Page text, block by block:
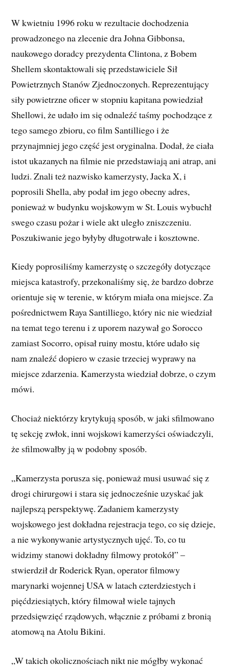
W kwietniu 1996 roku w rezultacie dochodzenia
prowadzonego na zlecenie dra Johna Gibbonsa,
naukowego doradcy prezydenta Clintona, z Bobem
Shellem skontaktowali się przedstawiciele Sił
Powietrznych Stanów Zjednoczonych. Reprezentujący
siły powietrzne oficer w stopniu kapitana powiedział
Shellowi, że udało im się odnaleźć taśmy pochodzące z
tego samego zbioru, co film Santilliego i że
przynajmniej jego część jest oryginalna. Dodał, że ciała
istot ukazanych na filmie nie przedstawiają ani atrap, ani
ludzi. Znali też nazwisko kamerzysty, Jacka X, i
poprosili Shella, aby podał im jego obecny adres,
ponieważ w budynku wojskowym w St. Louis wybuchł
swego czasu pożar i wiele akt uległo zniszczeniu.
Poszukiwanie jego byłyby długotrwałe i kosztowne.
Kiedy poprosiliśmy kamerzystę o szczegóły dotyczące
miejsca katastrofy, przekonaliśmy się, że bardzo dobrze
orientuje się w terenie, w którym miała ona miejsce. Za
pośrednictwem Raya Santilliego, który nic nie wiedział
na temat tego terenu i z uporem nazywał go Sorocco
zamiast Socorro, opisał ruiny mostu, które udało się
nam znaleźć dopiero w czasie trzeciej wyprawy na
miejsce zdarzenia. Kamerzysta wiedział dobrze, o czym
mówi.
Chociaż niektórzy krytykują sposób, w jaki sfilmowano
tę sekcję zwłok, inni wojskowi kamerzyści oświadczyli,
że sfilmowałby ją w podobny sposób.
„Kamerzysta porusza się, ponieważ musi usuwać się z
drogi chirurgowi i stara się jednocześnie uzyskać jak
najlepszą perspektywę. Zadaniem kamerzysty
wojskowego jest dokładna rejestracja tego, co się dzieje,
a nie wykonywanie artystycznych ujęć. To, co tu
widzimy stanowi dokładny filmowy protokół” –
stwierdził dr Roderick Ryan, operator filmowy
marynarki wojennej USA w latach czterdziestych i
pięćdziesiątych, który filmował wiele tajnych
przedsięwzięć rządowych, włącznie z próbami z bronią
atomową na Atolu Bikini.
„W takich okolicznościach nikt nie mógłby wykonać